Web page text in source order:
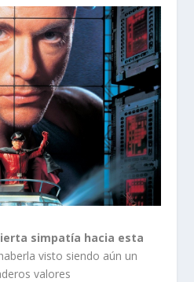
simpatía hacia esta
visto siendo aún un
valores